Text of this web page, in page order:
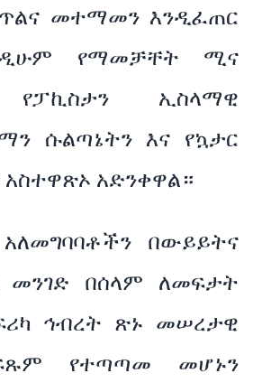
መተማመን እንዲፈጠር
የማመቻቸት ሚና
የፓኪስታን ኢስላማዊ
ሱልጣኔትን እና የኳታር
አድንቀዋል።
በውይይትና
በሰላም ለመፍታት
ኅብረት ጽኑ መሠረታዊ
የተጣጣመ መሆኑን